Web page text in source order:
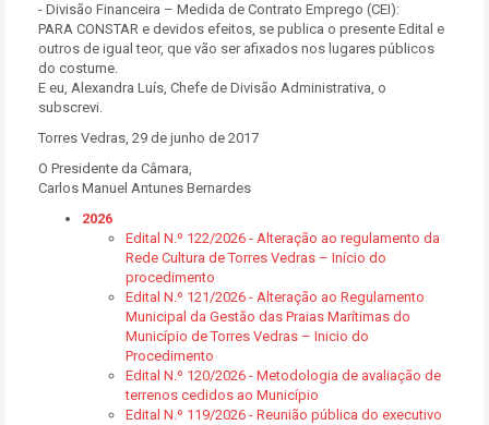
- Divisão Financeira – Medida de Contrato Emprego (CEI):
PARA CONSTAR e devidos efeitos, se publica o presente Edital e
outros de igual teor, que vão ser afixados nos lugares públicos
do costume.
E eu, Alexandra Luís, Chefe de Divisão Administrativa, o
subscrevi.
Torres Vedras, 29 de junho de 2017
O Presidente da Câmara,
Carlos Manuel Antunes Bernardes
2026
Edital N.º 122/2026 - Alteração ao regulamento da
Rede Cultura de Torres Vedras – Início do
procedimento
Edital N.º 121/2026 - Alteração ao Regulamento
Municipal da Gestão das Praias Marítimas do
Município de Torres Vedras – Inicio do
Procedimento
Edital N.º 120/2026 - Metodologia de avaliação de
terrenos cedidos ao Município
Edital N.º 119/2026 - Reunião pública do executivo